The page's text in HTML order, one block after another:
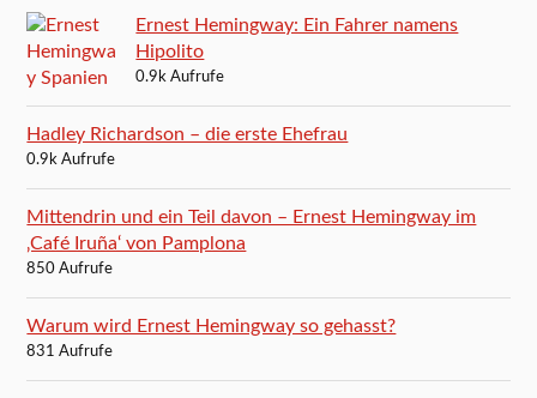
Ernest Hemingway: Ein Fahrer namens
Hipolito
0.9k Aufrufe
Hadley Richardson – die erste Ehefrau
0.9k Aufrufe
Mittendrin und ein Teil davon – Ernest Hemingway im
‚Café Iruña‘ von Pamplona
850 Aufrufe
Warum wird Ernest Hemingway so gehasst?
831 Aufrufe